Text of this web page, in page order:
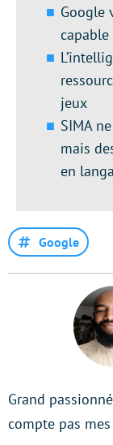
Google
jeux
SIMA
mais
en
Google
Grand
compte pas